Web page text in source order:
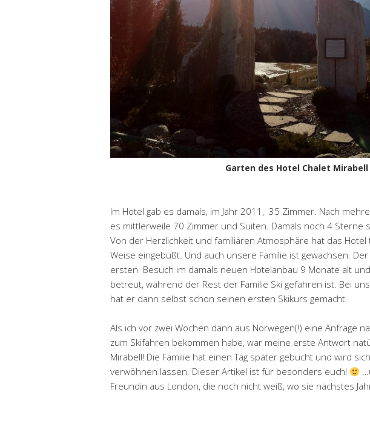
Garten des Hotel Chalet Mirabell
Im Hotel gab es damals, im Jahr 2011, 35 Zimmer. Nach
es mittlerweile 70 Zimmer und Suiten. Damals noch 4 Sterne
Von der Herzlichkeit und familiären Atmosphäre hat das
Weise eingebüßt. Und auch unsere Familie ist gewachsen.
ersten Besuch im damals neuen Hotelanbau 9 Monate alt
betreut, während der Rest der Familie Ski gefahren ist. Bei
hat er dann selbst schon seinen ersten Skikurs gemacht.
Als ich vor zwei Wochen dann aus Norwegen(!) eine Anfrage
zum Skifahren bekommen habe, war meine erste Antwort
Mirabell! Die Familie hat einen Tag später gebucht und wird
verwöhnen lassen. Dieser Artikel ist für besonders euch!
Freundin aus London, die noch nicht weiß, wo sie nächstes